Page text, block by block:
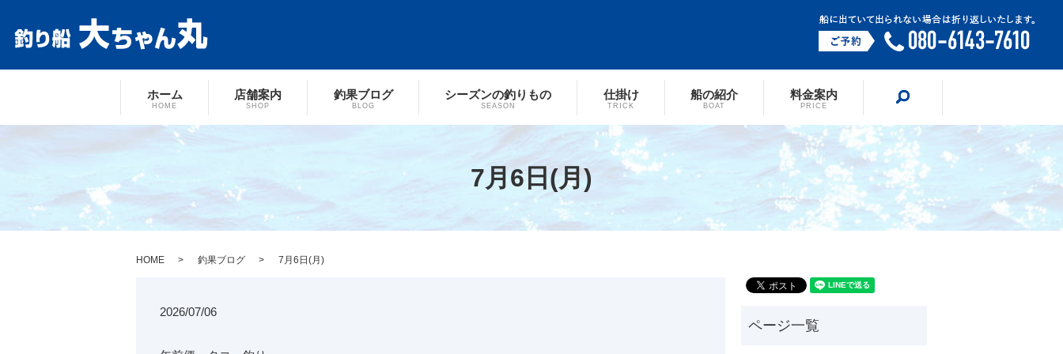
ホーム
HOME
店舗案内
SHOP
釣果ブログ
BLOG
シーズンの釣りもの
SEASON
仕掛け
TRICK
船の紹介
BOAT
料金案内
PRICE
7月6日(月)
HOME 釣果ブログ 7月6日(月)
2026/07/06